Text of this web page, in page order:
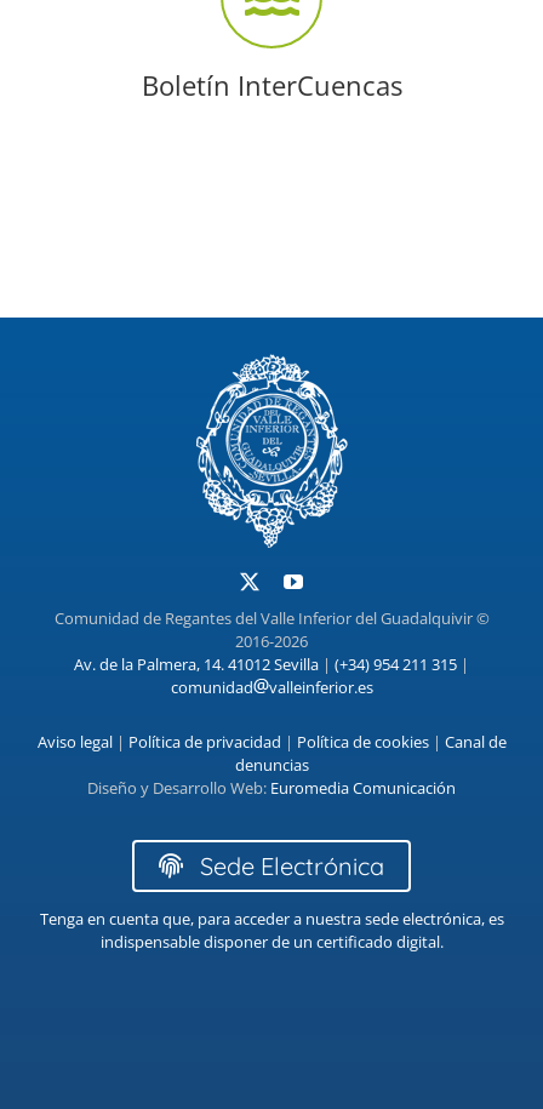
Boletín InterCuencas
Comunidad de Regantes del Valle Inferior del Guadalquivir ©
2016-2026
Av. de la Palmera, 14. 41012 Sevilla | (+34) 954 211 315 |
comunidad
valleinferior.es
Aviso legal| Política de privacidad | Política de cookies| Canal de
denuncias
Diseño y Desarrollo Web: Euromedia Comunicación
Sede Electrónica
Tenga en cuenta que, para acceder a nuestra sede electrónica, es
indispensable disponer de un certificado digital.